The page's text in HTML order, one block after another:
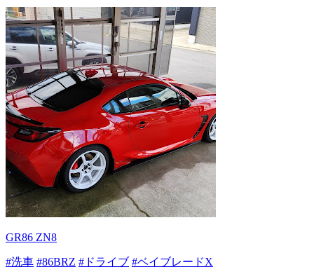
GR86 ZN8
#洗車 #86BRZ #ドライブ #ベイブレードX